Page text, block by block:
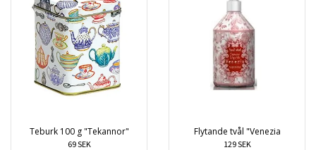
Teburk 100 g "Tekannor"
69 SEK
Flytande tvål "Venezia
129 SEK